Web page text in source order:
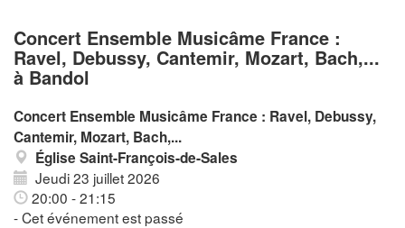
Concert Ensemble Musicâme France :
Ravel, Debussy, Cantemir, Mozart, Bach,...
à Bandol
Concert Ensemble Musicâme France : Ravel, Debussy,
Cantemir, Mozart, Bach,...
Église Saint-François-de-Sales
Jeudi 23 juillet 2026
20:00 - 21:15
- Cet événement est passé